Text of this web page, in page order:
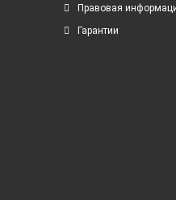
Правовая
Гарантии